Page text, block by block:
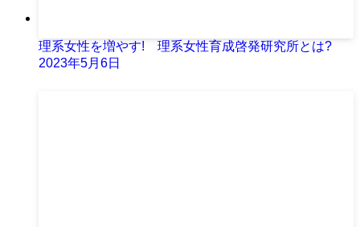
理系女性を増やす! 理系女性育成啓発研究所とは?
2023年5月6日